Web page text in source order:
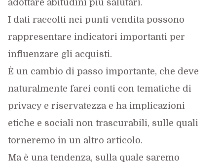
adottare abitudini più salutari.
I dati raccolti nei punti vendita possono
rappresentare indicatori importanti per
influenzare gli acquisti.
È un cambio di passo importante, che deve
naturalmente farei conti con tematiche di
privacy e riservatezza e ha implicazioni
etiche e sociali non trascurabili, sulle quali
torneremo in un altro articolo.
Ma è una tendenza, sulla quale saremo